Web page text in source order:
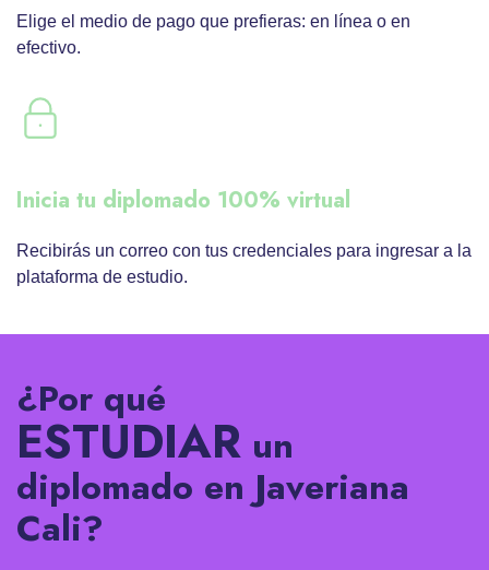
Elige el medio de pago que prefieras: en línea o en
efectivo.
Inicia tu diplomado 100% virtual
Recibirás un correo con tus credenciales para ingresar a la
plataforma de estudio.
¿Por qué
ESTUDIAR un
diplomado en Javeriana
Cali?